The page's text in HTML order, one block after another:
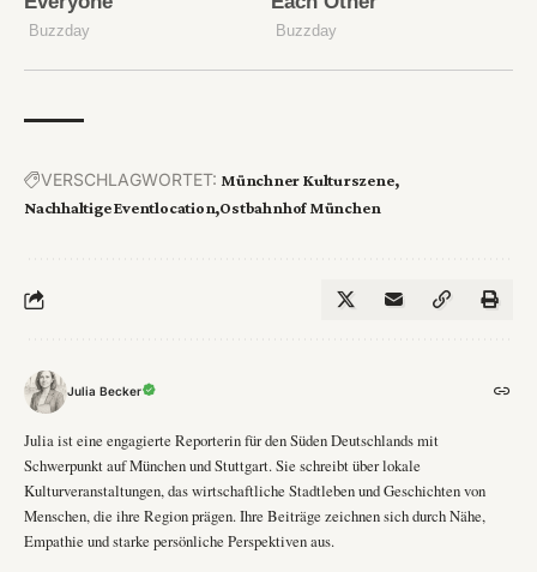
VERSCHLAGWORTET: Münchner Kulturszene
Nachhaltige Eventlocation Ostbahnhof München
Julia Becker
Julia ist eine engagierte Reporterin für den Süden Deutschlands mit
Schwerpunkt auf München und Stuttgart. Sie schreibt über lokale
Kulturveranstaltungen, das wirtschaftliche Stadtleben und Geschichten von
Menschen, die ihre Region prägen. Ihre Beiträge zeichnen sich durch Nähe,
Empathie und starke persönliche Perspektiven aus.